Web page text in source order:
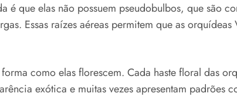
é que elas não possuem pseudobulbos, que são
Essas raízes aéreas permitem que as
como elas florescem. Cada haste floral das
exótica e muitas vezes apresentam padrões